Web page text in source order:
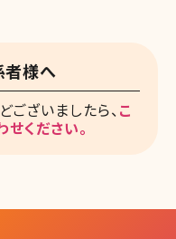
者様へ
ざいましたら、こ
ください。